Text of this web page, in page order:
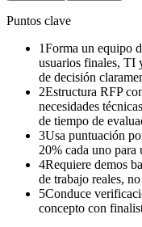
Puntos clave
1Forma un equipo
usuarios finales, TI
de decisión
2Estructura RFP
necesidades
de tiempo de
3Usa puntuación
20% cada uno para
4Requiere demos
de trabajo reales,
5Conduce
concepto con